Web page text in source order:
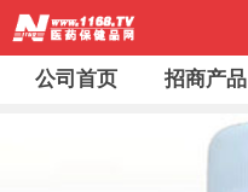
公司首页 招商产品